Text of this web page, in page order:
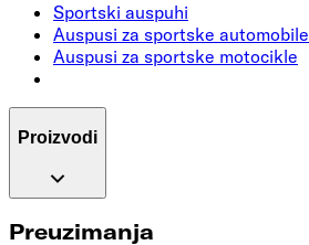
Sportski auspuhi
Auspusi za sportske automobile
Auspusi za sportske motocikle
Proizvodi
Preuzimanja